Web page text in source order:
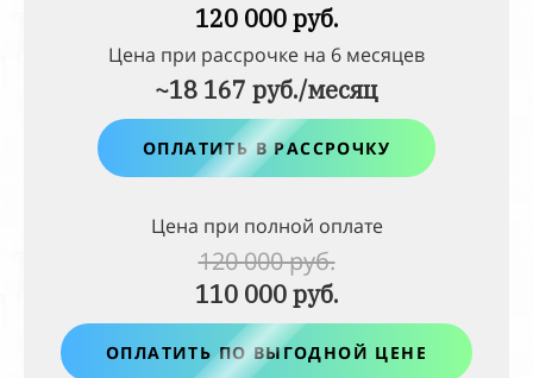
120 000 руб.
Цена при рассрочке на 6 месяцев
~18 167 руб./месяц
ОПЛАТИТЬ В РАССРОЧКУ
Цена при полной оплате
120 000 руб.
110 000 руб.
ОПЛАТИТЬ ПО ВЫГОДНОЙ ЦЕНЕ